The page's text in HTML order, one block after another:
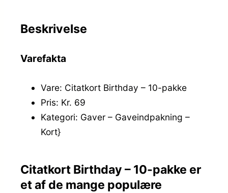
Beskrivelse
Varefakta
Vare: Citatkort Birthday – 10-pakke
Pris: Kr. 69
Kategori: Gaver – Gaveindpakning –
Kort}
Citatkort Birthday – 10-pakke er
et af de mange populære